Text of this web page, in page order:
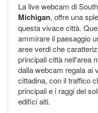
La live webcam di
Michigan, offre una
questa vivace città.
ammirare il paesaggio
aree verdi che
principali città nell'area
dalla webcam regala ai
cittadina, con il traffico
principali e i raggi del
edifici alti.